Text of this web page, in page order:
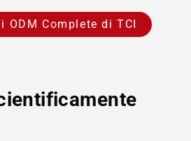
ODM Complete di TCI